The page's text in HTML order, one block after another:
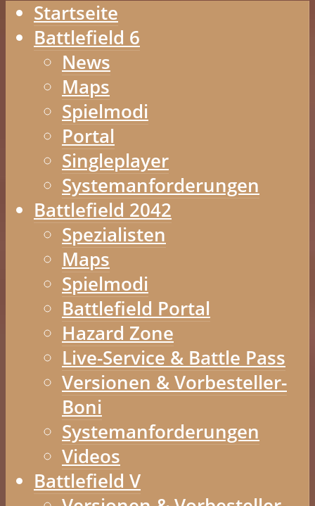
Startseite
Battlefield 6
News
Maps
Spielmodi
Portal
Singleplayer
Systemanforderungen
Battlefield 2042
Spezialisten
Maps
Spielmodi
Battlefield Portal
Hazard Zone
Live-Service & Battle Pass
Versionen & Vorbesteller-
Boni
Systemanforderungen
Videos
Battlefield V